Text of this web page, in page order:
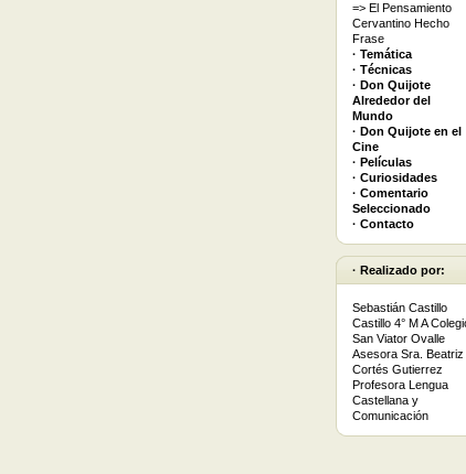
=> El Pensamiento
Cervantino Hecho
Frase
· Temática
· Técnicas
· Don Quijote
Alrededor del
Mundo
· Don Quijote en el
Cine
· Películas
· Curiosidades
· Comentario
Seleccionado
· Contacto
· Realizado por:
Sebastián Castillo
Castillo 4° M A
San Viator Ovalle
Asesora Sra. Beatriz
Cortés Gutierrez
Profesora Lengua
Castellana y
Comunicación